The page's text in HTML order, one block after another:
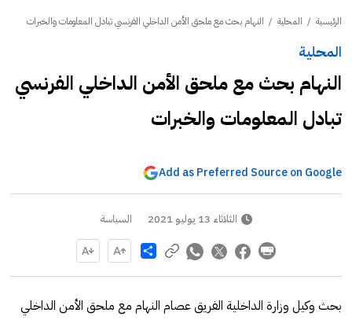
الرئيسية / المحلية / النهام بحث مع ملحق الأمن الداخلي الفرنسي تبادل المعلومات والخبرات
المحلية
النهام بحث مع ملحق الأمن الداخلي الفرنسي
تبادل المعلومات والخبرات
Add as Preferred Source on Google
الثلاثاء 13 يوليو 2021 السياسة
Share
بحث وكيل وزارة الداخلية الفريق عصام النهام مع ملحق الأمن الداخلي